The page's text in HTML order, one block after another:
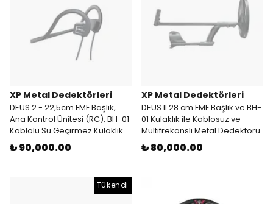
XP Metal Dedektörleri
DEUS 2 - 22,5cm FMF Başlık,
Ana Kontrol Ünitesi (RC), BH-01
Kablolu Su Geçirmez Kulaklık
₺ 90,000.00
XP Metal Dedektörleri
DEUS II 28 cm FMF Başlık ve BH-
01 Kulaklık ile Kablosuz ve
Multifrekanslı Metal Dedektörü
₺ 80,000.00
Tükendi